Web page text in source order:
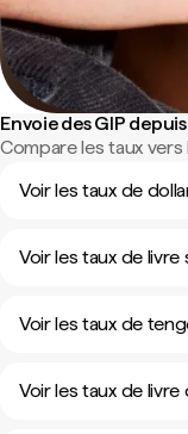
Envoie des GIP
Compare les taux
Voir les taux de
Voir les taux de
Voir les taux de
Voir les taux de